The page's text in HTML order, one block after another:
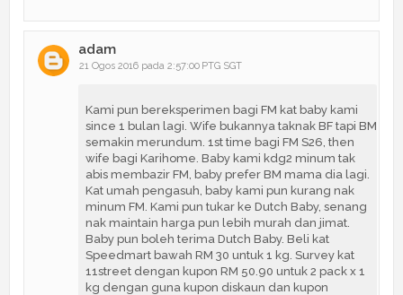
adam
21 Ogos 2016 pada 2:57:00 PTG SGT
Kami pun bereksperimen bagi FM kat baby kami
since 1 bulan lagi. Wife bukannya taknak BF tapi BM
semakin merundum. 1st time bagi FM S26, then
wife bagi Karihome. Baby kami kdg2 minum tak
abis membazir FM, baby prefer BM mama dia lagi.
Kat umah pengasuh, baby kami pun kurang nak
minum FM. Kami pun tukar ke Dutch Baby, senang
nak maintain harga pun lebih murah dan jimat.
Baby pun boleh terima Dutch Baby. Beli kat
Speedmart bawah RM 30 untuk 1 kg. Survey kat
11street dengan kupon RM 50.90 untuk 2 pack x 1
kg dengan guna kupon diskaun dan kupon